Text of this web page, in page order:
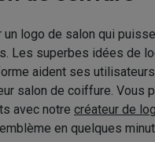
logo de salon qui
Les superbes idées de
aident ses utilisateurs
salon de coiffure. Vous
avec notre créateur de
en quelques